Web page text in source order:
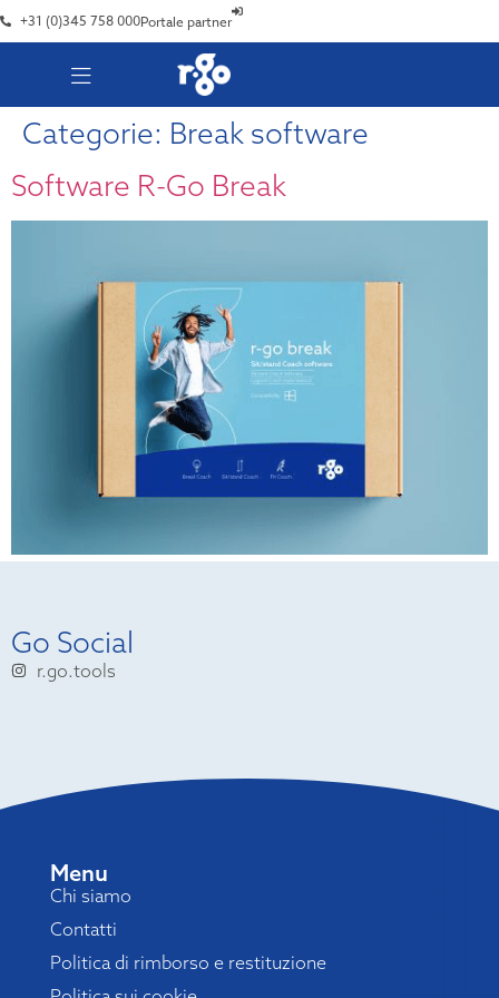
+31 (0)345 758 000Portale partner
Categorie: Break software
Software R-Go Break
Go Social
r.go.tools
Menu
Chi siamo
Contatti
Politica di rimborso e restituzione